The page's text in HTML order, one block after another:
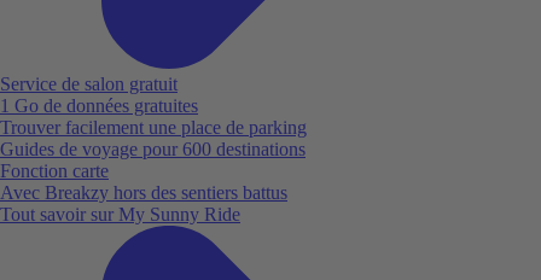
Service de salon gratuit
1 Go de données gratuites
Trouver facilement une place de parking
Guides de voyage pour 600 destinations
Fonction carte
Avec Breakzy hors des sentiers battus
Tout savoir sur My Sunny Ride